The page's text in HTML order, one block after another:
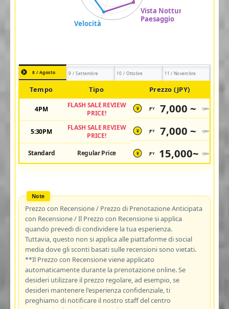
8 / Agosto 9 / Settembre 10 / Ottobre 11 / Novembre
Tempo Tipo Prezzo (JPY)
4PM
FLASH SALE REVIEW
PRICE!
¥ JPY 7,000 ~ /pax
5:30PM
FLASH SALE REVIEW
PRICE!
¥ JPY 7,000 ~ /pax
Standard Regular Price ¥ JPY 15,000~ /pax
Prezzo con Recensione / Prezzo di Prenotazione Anticipata
con Recensione / Il Prezzo con Recensione si applica
quando prevedi di condividere la tua esperienza.
Tuttavia, questo non si applica alle piattaforme di social
media dove gli sconti basati sulle recensioni sono vietati.
**Il Prezzo con Recensione viene applicato
automaticamente durante la prenotazione online. Se
desideri utilizzare il prezzo regolare, ad esempio, se
desideri mantenere l'esperienza confidenziale, ti
preghiamo di notificare il nostro staff del centro